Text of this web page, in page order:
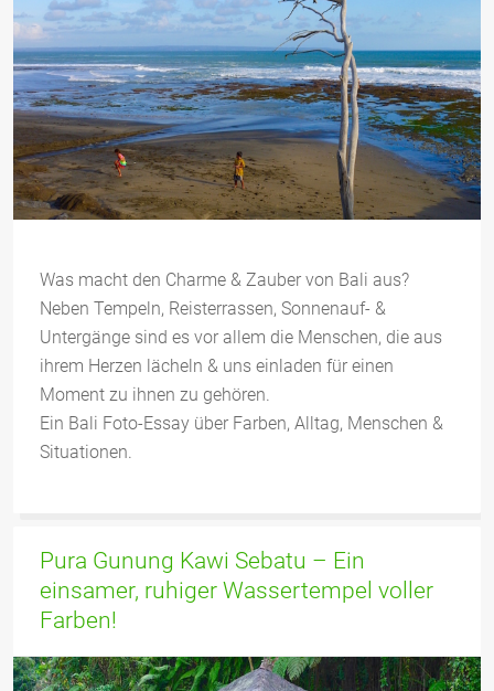
Was macht den Charme & Zauber von Bali aus?
Neben Tempeln, Reisterrassen, Sonnenauf- &
Untergänge sind es vor allem die Menschen, die aus
ihrem Herzen lächeln & uns einladen für einen
Moment zu ihnen zu gehören.
Ein Bali Foto-Essay über Farben, Alltag, Menschen &
Situationen.
Pura Gunung Kawi Sebatu – Ein
einsamer, ruhiger Wassertempel voller
Farben!